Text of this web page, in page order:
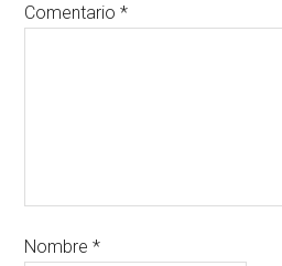
Comentario*
Nombre*